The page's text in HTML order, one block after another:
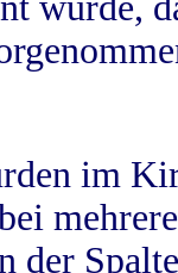
im
der